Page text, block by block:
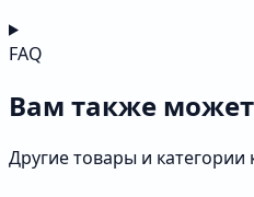
FAQ
Вам также
Другие товары и категории